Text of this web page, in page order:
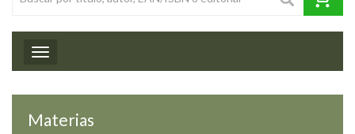
Toggle navigation
Materias